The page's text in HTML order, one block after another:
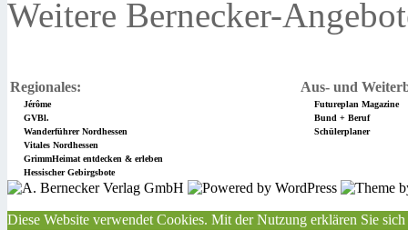
Weitere Bernecker-
Regionales: Aus- und
Jérôme
Futureplan Magazine
GVBl.
Bund + Beruf
Wanderführer Nordhessen
Schülerplaner
Vitales Nordhessen
GrimmHeimat entdecken & erleben
Hessischer Gebirgsbote
Diese Website verwendet Cookies. Mit der Nutzung erklären Sie